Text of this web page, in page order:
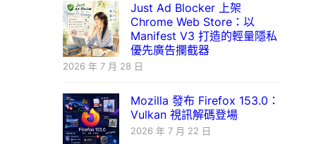
Just Ad Blocker 上架
Chrome Web Store：以
Manifest V3 打造的輕量隱私
優先廣告攔截器
2026 年 7 月 28 日
Mozilla 發布 Firefox 153.0：
Vulkan 視訊解碼登場
2026 年 7 月 22 日